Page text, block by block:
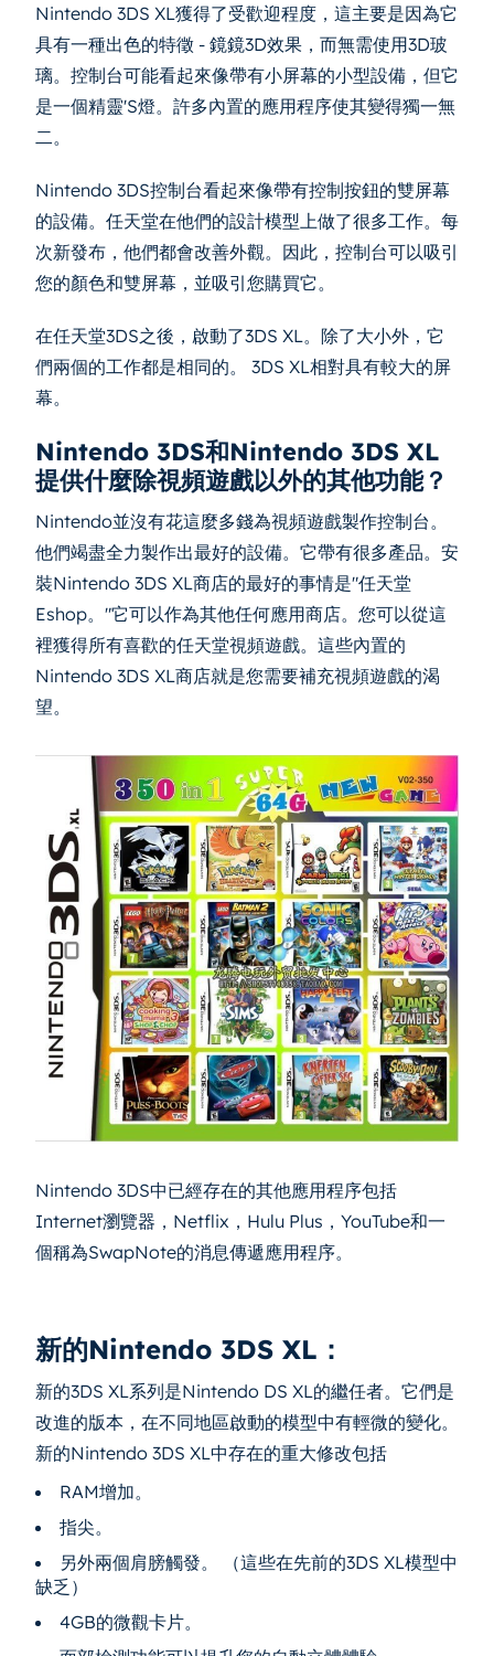
Nintendo 3DS XL獲得了受歡迎程度，這主要是因為它
具有一種出色的特徵 - 鏡鏡3D效果，而無需使用3D玻
璃。控制台可能看起來像帶有小屏幕的小型設備，但它
是一個精靈'S燈。許多內置的應用程序使其變得獨一無
二。
Nintendo 3DS控制台看起來像帶有控制按鈕的雙屏幕
的設備。任天堂在他們的設計模型上做了很多工作。每
次新發布，他們都會改善外觀。因此，控制台可以吸引
您的顏色和雙屏幕，並吸引您購買它。
在任天堂3DS之後，啟動了3DS XL。除了大小外，它
們兩個的工作都是相同的。 3DS XL相對具有較大的屏
幕。
Nintendo 3DS和Nintendo 3DS XL
提供什麼除視頻遊戲以外的其他功能？
Nintendo並沒有花這麼多錢為視頻遊戲製作控制台。
他們竭盡全力製作出最好的設備。它帶有很多產品。安
裝Nintendo 3DS XL商店的最好的事情是"任天堂
Eshop。"它可以作為其他任何應用商店。您可以從這
裡獲得所有喜歡的任天堂視頻遊戲。這些內置的
Nintendo 3DS XL商店就是您需要補充視頻遊戲的渴
望。
Nintendo 3DS中已經存在的其他應用程序包括
Internet瀏覽器，Netflix，Hulu Plus，YouTube和一
個稱為SwapNote的消息傳遞應用程序。
新的Nintendo 3DS XL：
新的3DS XL系列是Nintendo DS XL的繼任者。它們是
改進的版本，在不同地區啟動的模型中有輕微的變化。
新的Nintendo 3DS XL中存在的重大修改包括
RAM增加。
指尖。
另外兩個肩膀觸發。 （這些在先前的3DS XL模型中
缺乏）
4GB的微觀卡片。